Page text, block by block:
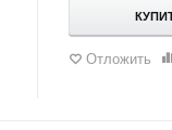
Отложить